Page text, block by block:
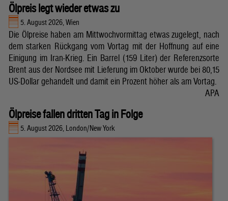
Ölpreis legt wieder etwas zu
5. August 2026, Wien
Die Ölpreise haben am Mittwochvormittag etwas zugelegt, nach
dem starken Rückgang vom Vortag mit der Hoffnung auf eine
Einigung im Iran-Krieg. Ein Barrel (159 Liter) der Referenzsorte
Brent aus der Nordsee mit Lieferung im Oktober wurde bei 80,15
US-Dollar gehandelt und damit ein Prozent höher als am Vortag.
APA
Ölpreise fallen dritten Tag in Folge
5. August 2026, London/New York